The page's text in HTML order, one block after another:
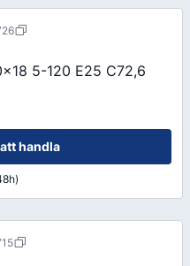
5-120 E25 C72,6
handla